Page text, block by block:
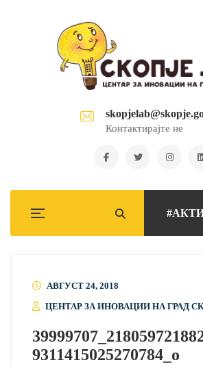
Контактирајте не
АВГУСТ 24, 2018
ЦЕНТАР ЗА ИНОВАЦИИ НА ГРАД
9311415025270784_o